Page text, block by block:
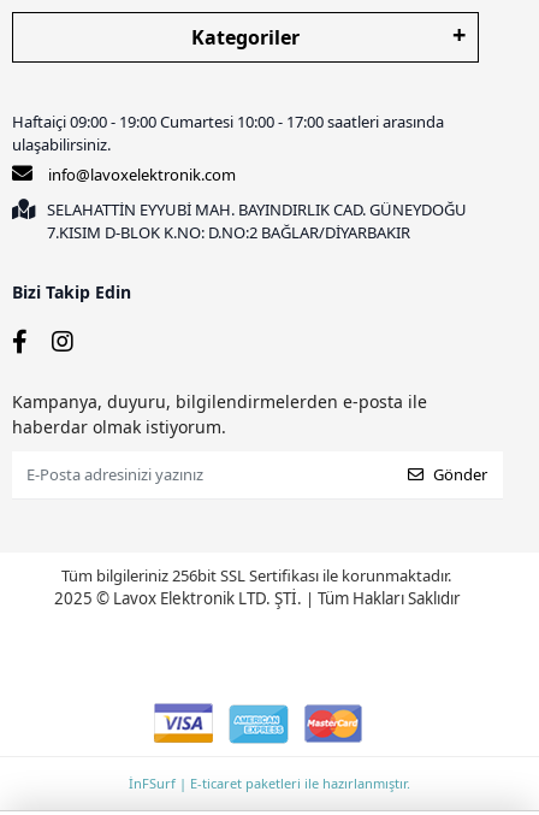
Kategoriler
Haftaiçi 09:00 - 19:00 Cumartesi 10:00 - 17:00 saatleri arasında
ulaşabilirsiniz.
info@lavoxelektronik.com
SELAHATTİN EYYUBİ MAH. BAYINDIRLIK CAD. GÜNEYDOĞU
7.KISIM D-BLOK K.NO: D.NO:2 BAĞLAR/DİYARBAKIR
Bizi Takip Edin
Kampanya, duyuru, bilgilendirmelerden e-posta ile
haberdar olmak istiyorum.
Gönder
Tüm bilgileriniz 256bit SSL Sertifikası ile korunmaktadır.
2025 © Lavox Elektronik LTD. ŞTİ. | Tüm Hakları Saklıdır
İnFSurf | E-ticaret paketleri ile hazırlanmıştır.